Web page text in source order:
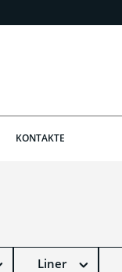
KONTAKTE
Liner